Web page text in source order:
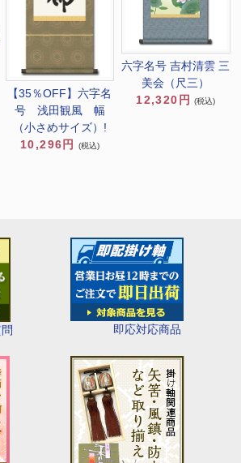
即応対応商品
【35％OFF】六字名
号 浅田観風 幅
（小さめサイズ）!
10,296円
(税込)
六字名号 吉村清雲 三
美会（尺三）
12,320円
(税込)